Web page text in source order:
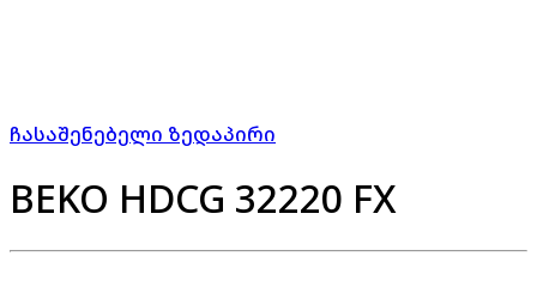
ჩასაშენებელი ზედაპირი
BEKO HDCG 32220 FX